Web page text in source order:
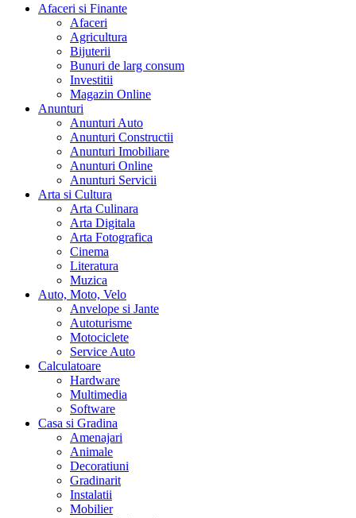
Afaceri si Finante
Afaceri
Agricultura
Bijuterii
Bunuri de larg consum
Investitii
Magazin Online
Anunturi
Anunturi Auto
Anunturi Constructii
Anunturi Imobiliare
Anunturi Online
Anunturi Servicii
Arta si Cultura
Arta Culinara
Arta Digitala
Arta Fotografica
Cinema
Literatura
Muzica
Auto, Moto, Velo
Anvelope si Jante
Autoturisme
Motociclete
Service Auto
Calculatoare
Hardware
Multimedia
Software
Casa si Gradina
Amenajari
Animale
Decoratiuni
Gradinarit
Instalatii
Mobilier